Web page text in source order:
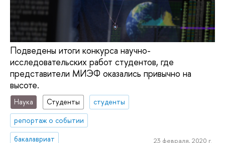
Подведены итоги конкурса научно-
исследовательских работ студентов, где
представители МИЭФ оказались привычно на
высоте.
Наука Студенты
студенты
репортаж о событии
бакалавриат
23 февраля, 2020 г.